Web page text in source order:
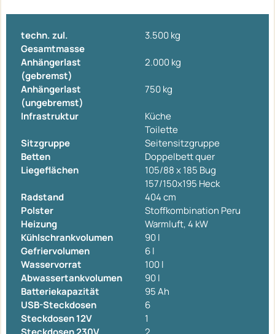
techn. zul.
Gesamtmasse
3.500 kg
Anhängerlast
(gebremst)
2.000 kg
Anhängerlast
(ungebremst)
750 kg
Infrastruktur
Küche
Toilette
Sitzgruppe
Seitensitzgruppe
Betten
Doppelbett quer
Liegeflächen
105/88 x 185 Bug
157/150x195 Heck
Radstand
404 cm
Polster
Stoffkombination Peru
Heizung
Warmluft, 4 kW
Kühlschrankvolumen
90 l
Gefriervolumen
6 l
Wasservorrat
100 l
Abwassertankvolumen
90 l
Batteriekapazität
95 Ah
USB-Steckdosen
6
Steckdosen 12V
1